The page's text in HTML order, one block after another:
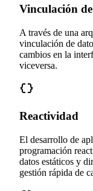
Vinculación
A través de una
vinculación de
cambios en la
viceversa.
Reactividad
El desarrollo de
programación
datos estáticos y
gestión rápida de